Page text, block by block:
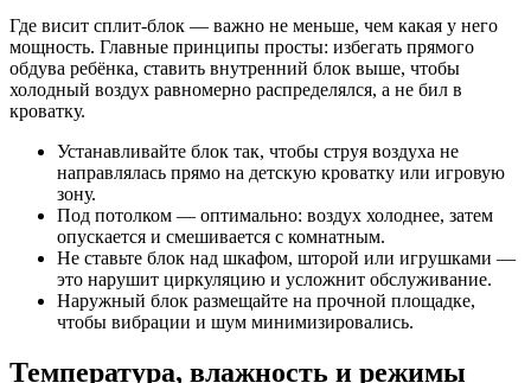
Где висит сплит‑блок — важно не меньше, чем какая у него
мощность. Главные принципы просты: избегать прямого
обдува ребёнка, ставить внутренний блок выше, чтобы
холодный воздух равномерно распределялся, а не бил в
кроватку.
Устанавливайте блок так, чтобы струя воздуха не
направлялась прямо на детскую кроватку или игровую
зону.
Под потолком — оптимально: воздух холоднее, затем
опускается и смешивается с комнатным.
Не ставьте блок над шкафом, шторой или игрушками —
это нарушит циркуляцию и усложнит обслуживание.
Наружный блок размещайте на прочной площадке,
чтобы вибрации и шум минимизировались.
Температура, влажность и режимы